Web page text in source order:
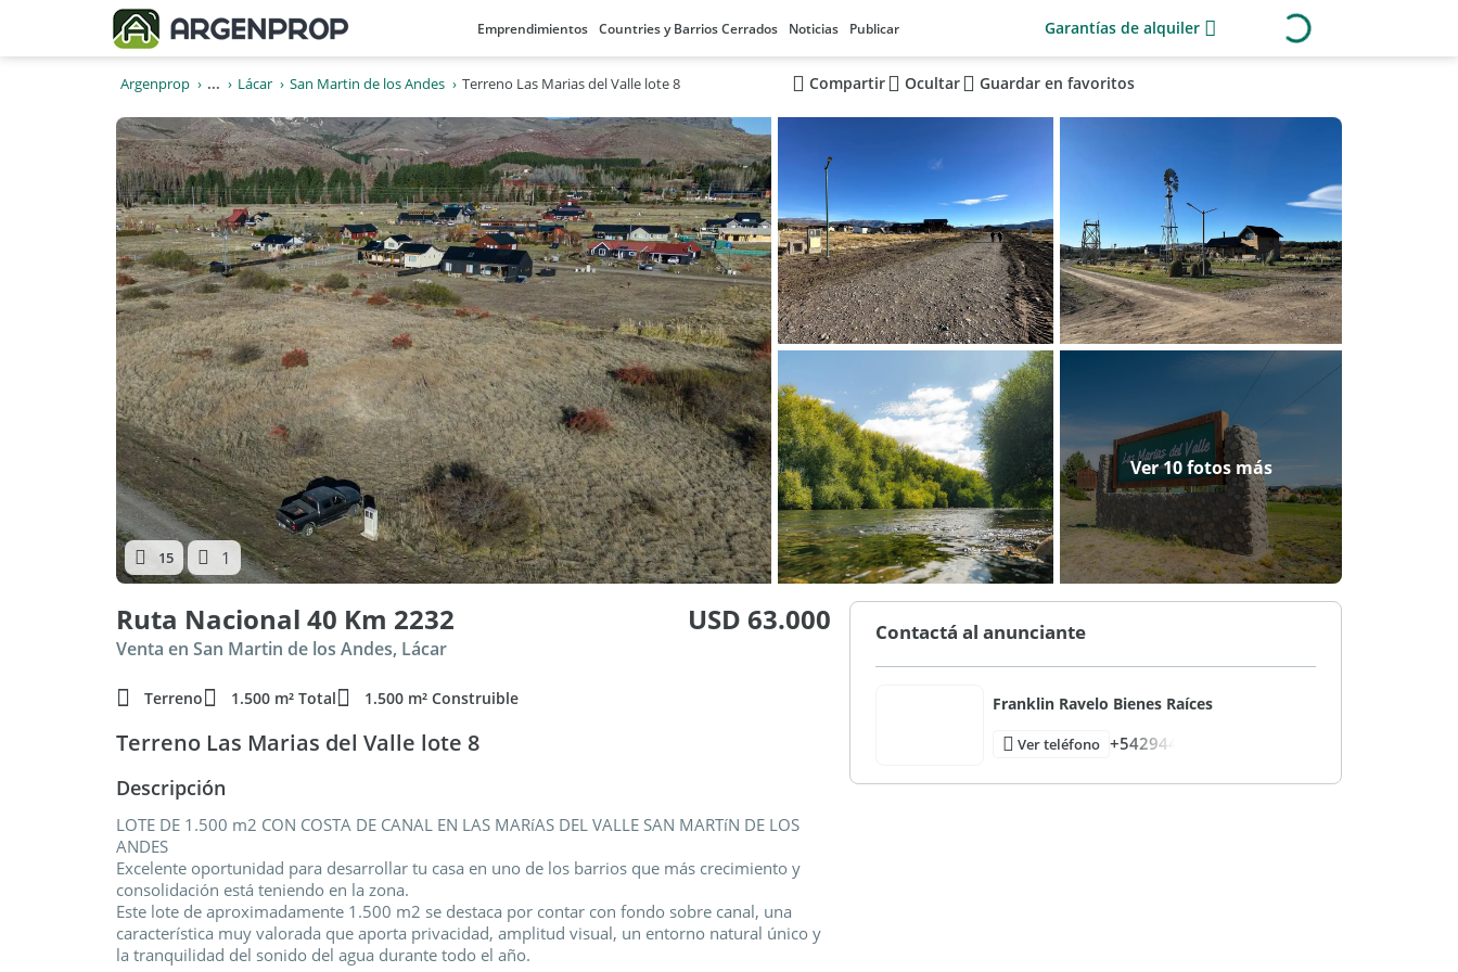
Emprendimientos Countries y Barrios Cerrados Noticias Publicar Garantías de alquiler
Argenprop ... Lácar San Martin de los Andes Terreno Las Marias del Valle lote 8 Compartir Ocultar Guardar en favoritos
Ver 10 fotos más
15 1
Ruta Nacional 40 Km 2232 USD 63.000
Venta en San Martin de los Andes, Lácar
Terreno 1.500 m² Total 1.500 m² Construible
Terreno Las Marias del Valle lote 8
Descripción
LOTE DE 1.500 m2 CON COSTA DE CANAL EN LAS MARíAS DEL VALLE SAN MARTíN DE LOS
ANDES
Excelente oportunidad para desarrollar tu casa en uno de los barrios que más crecimiento y
consolidación está teniendo en la zona.
Este lote de aproximadamente 1.500 m2 se destaca por contar con fondo sobre canal, una
característica muy valorada que aporta privacidad, amplitud visual, un entorno natural único y
la tranquilidad del sonido del agua durante todo el año.
Contactá al anunciante
Franklin Ravelo Bienes Raíces
Ver teléfono +542944